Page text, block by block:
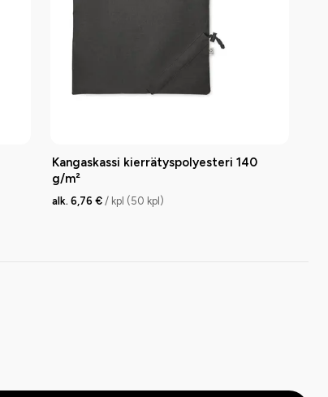
Kangaskassi kierrätyspolyesteri 140
g/m²
alk. 6,76 € / kpl (50 kpl)